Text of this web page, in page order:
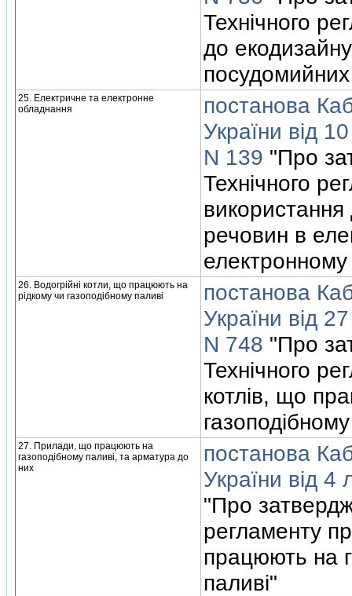
Технiчного
до
25. Електричне та електронне
обладнання
постанова
України вiд
N 139 "Про
Технiчного
речовин в
26. Водогрiйнi котли, що працюють на
рiдкому чи газоподiбному паливi
постанова
України вiд
N 748 "Про
Технiчного
котлiв, що
27. Прилади, що працюють на
газоподiбному паливi, та арматура до
них
постанова
України вiд 4
"Про
регламенту
працюють на
паливi"